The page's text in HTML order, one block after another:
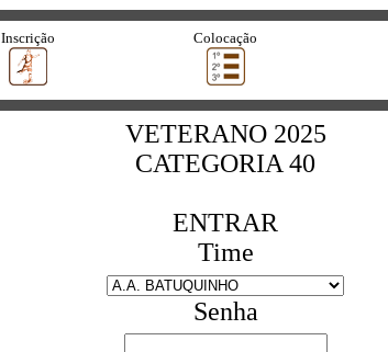
Inscrição Colocação
VETERANO 2025
CATEGORIA 40
ENTRAR
Time
Senha